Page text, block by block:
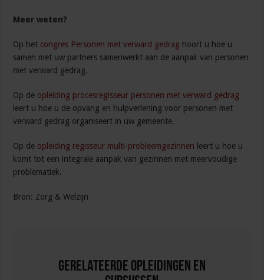
Meer weten?
Op het congres Personen met verward gedrag hoort u hoe u
samen met uw partners samenwerkt aan de aanpak van personen
met verward gedrag.
Op de opleiding procesregisseur personen met verward gedrag
leert u hoe u de opvang en hulpverlening voor personen met
verward gedrag organiseert in uw gemeente.
Op de opleiding regisseur multi-probleemgezinnen leert u hoe u
komt tot een integrale aanpak van gezinnen met meervoudige
problematiek.
Bron: Zorg & Welzijn
Gerelateerde Opleidingen en